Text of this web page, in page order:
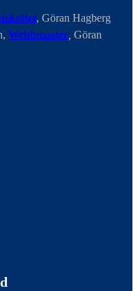
, Göran Hagberg
Webbmaster Göran